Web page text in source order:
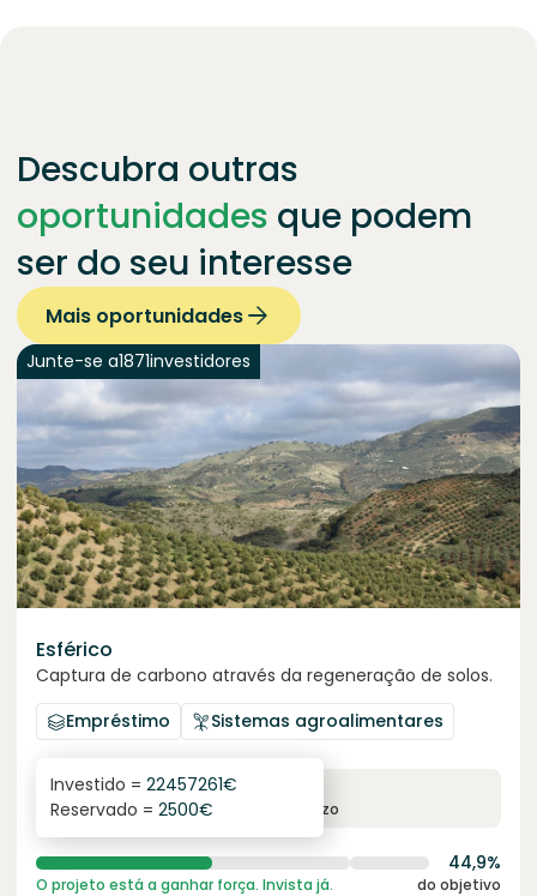
Descubra outras
oportunidades que podem
ser do seu interesse
Mais oportunidades
Junte-se a1871investidores
Esférico
Captura de carbono através da regeneração de solos.
Empréstimo
Sistemas agroalimentares
6.3%
juro anual prazo
Investido = 22457261€
Reservado = 2500€
44,9%
O projeto está a ganhar força. Invista já. do objetivo